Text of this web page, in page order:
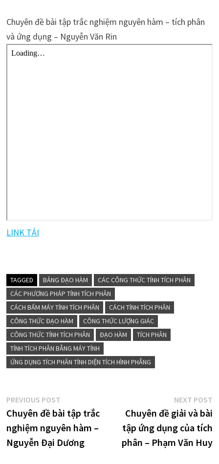
Chuyên đề bài tập trắc nghiệm nguyên hàm – tích phân
và ứng dụng – Nguyễn Văn Rin
LINK TẢI
TAGGED BẢNG ĐẠO HÀM
CÁC CÔNG THỨC TÍNH TÍCH PHÂN
CÁC PHƯƠNG PHÁP TÍNH TÍCH PHÂN
CÁCH BẤM MÁY TÍNH TÍCH PHÂN
CÁCH TÍNH TÍCH PHÂN
CÔNG THỨC ĐẠO HÀM
CÔNG THỨC LƯỢNG GIÁC
CÔNG THỨC TÍNH TÍCH PHÂN
ĐẠO HÀM
TÍCH PHÂN
TÍNH TÍCH PHÂN BẰNG MÁY TÍNH
ỨNG DỤNG TÍCH PHÂN TÍNH DIỆN TÍCH HÌNH PHẲNG
Điều
hướng
bài
PREVIOUS POSTPrevious
post:
Chuyên đề bài tập trắc
nghiệm nguyên hàm –
Nguyễn Đại Dương
NEXT POST
Chuyên đề giải và bài
tập ứng dụng của tích
phân – Phạm Văn Huy